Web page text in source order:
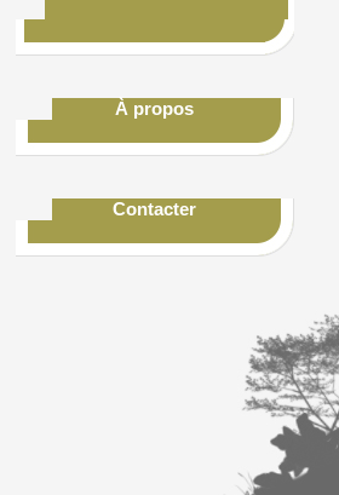
À propos
Contacter